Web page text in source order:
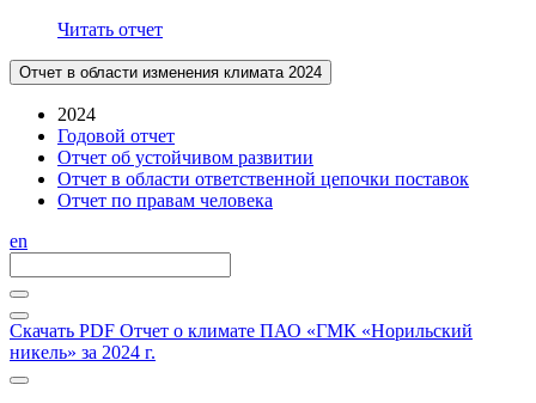
Читать отчет
Отчет в области изменения климата 2024
2024
Годовой отчет
Отчет об устойчивом развитии
Отчет в области ответственной цепочки поставок
Отчет по правам человека
en
Скачать PDF Отчет о климате ПАО «ГМК «Норильский
никель» за 2024 г.